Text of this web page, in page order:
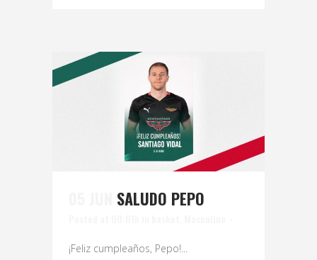
SALUDO PEPO
¡Feliz cumpleaños, Pepo!...